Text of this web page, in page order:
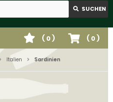
SUCHEN
( 0)
( 0)
Italien Sardinien